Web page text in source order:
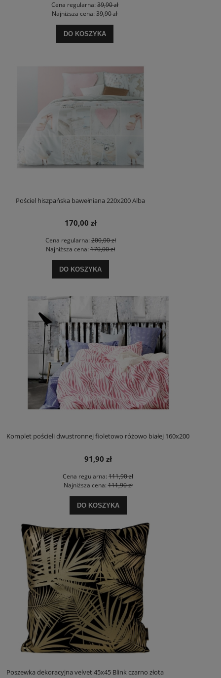
Cena regularna:39,90 zł
Najniższa cena: 39,90 zł
DO KOSZYKA
Pościel hiszpańska bawełniana 220x200 Alba
170,00 zł
Cena regularna:200,00 zł
Najniższa cena: 170,00 zł
DO KOSZYKA
Komplet pościeli dwustronnej fioletowo różowo białej 160x200
91,90 zł
Cena regularna: 111,90 zł
Najniższa cena:111,90 zł
DO KOSZYKA
Poszewka dekoracyjna velvet 45x45 Blink czarno złota